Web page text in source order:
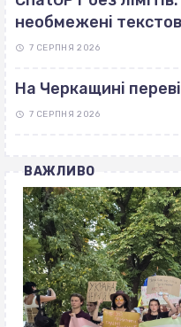
необмежені
7 СЕРПНЯ 2026
На Черкащині
7 СЕРПНЯ 2026
ВАЖЛИВО